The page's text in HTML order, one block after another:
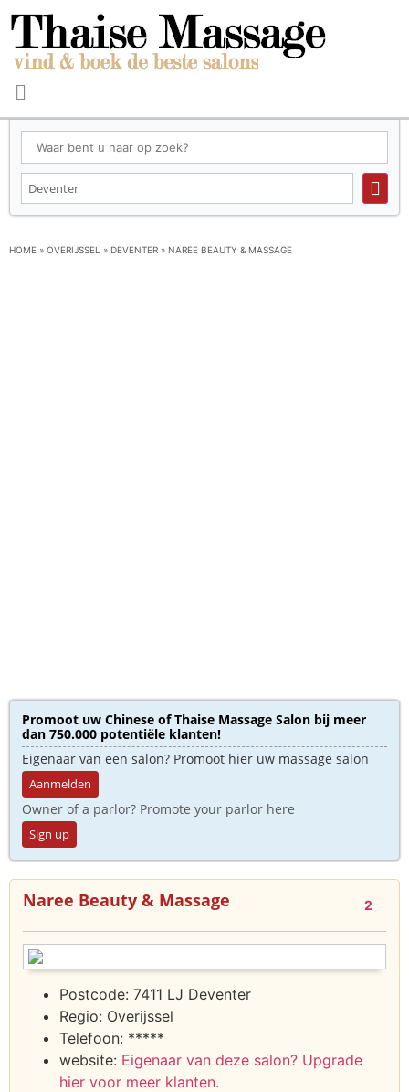
HOME » OVERIJSSEL » DEVENTER » NAREE BEAUTY & MASSAGE
Promoot uw Chinese of Thaise Massage Salon bij meer
dan 750.000 potentiële klanten!
Eigenaar van een salon? Promoot hier uw massage salon
Aanmelden
Owner of a parlor? Promote your parlor here
Sign up
Naree Beauty & Massage 2
Postcode: 7411 LJ Deventer
Regio: Overijssel
Telefoon: *****
website: Eigenaar van deze salon? Upgrade
hier voor meer klanten.